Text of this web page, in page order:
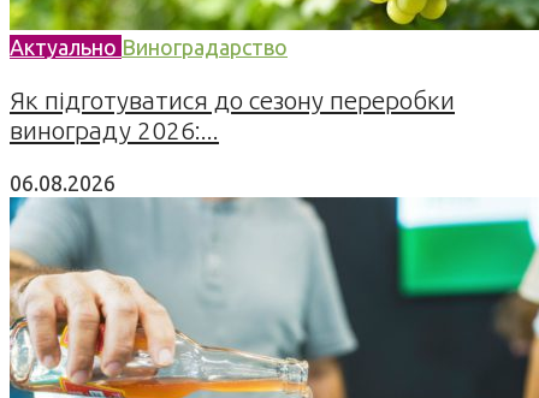
Актуально Виноградарство
Як підготуватися до сезону переробки
винограду 2026:...
06.08.2026